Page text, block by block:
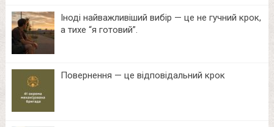
Іноді найважливіший вибір — це не гучний крок,
а тихе “я готовий”.
Повернення — це відповідальний крок